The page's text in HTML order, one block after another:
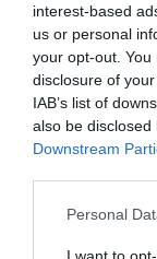
interest-based
us or personal
your opt-out.
disclosure of
IAB’s list of
also be
Downstream
Personal
I want to
Ez is
Ma